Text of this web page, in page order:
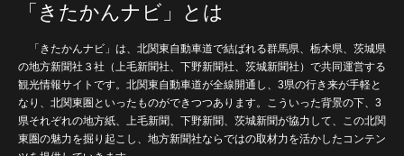
「きたかんナビ」とは
「きたかんナビ」は、北関東自動車道で結ばれる群馬県、栃木県、茨城県
の地方新聞社３社（上毛新聞社、下野新聞社、茨城新聞社）で共同運営する
観光情報サイトです。北関東自動車道が全線開通し、3県の行き来が手軽と
なり、北関東圏といったものができつつあります。こういった背景の下、3
県それぞれの地方紙、上毛新聞、下野新聞、茨城新聞が協力して、この北関
東圏の魅力を掘り起こし、地方新聞社ならではの取材力を活かしたコンテン